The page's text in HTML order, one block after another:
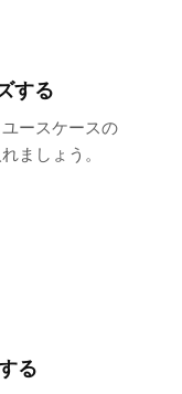
する
ースケースの
ましょう。
る